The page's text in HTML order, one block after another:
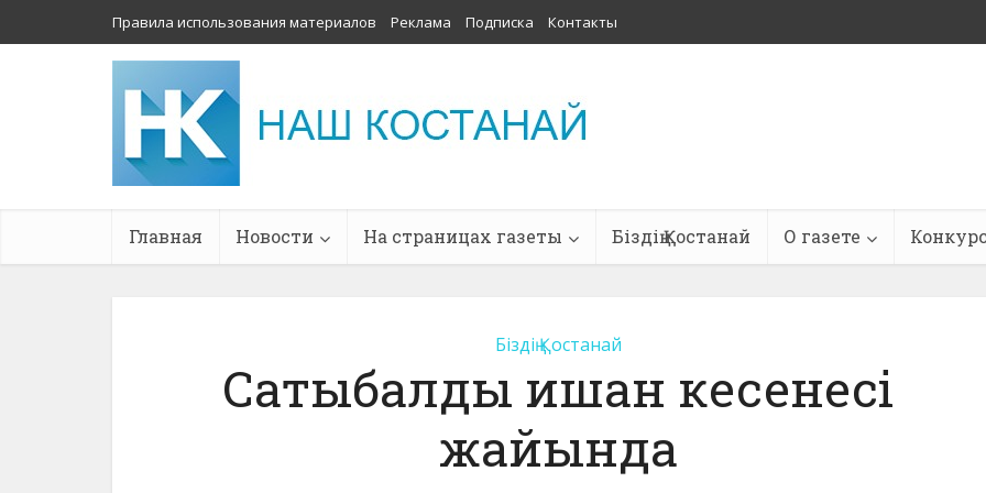
Правила использования материалов Реклама Подписка Контакты
Главная Новости На страницах газеты Біздің Қостанай О газете
Біздің Қостанай
Сатыбалды ишан кесенесі
жайында